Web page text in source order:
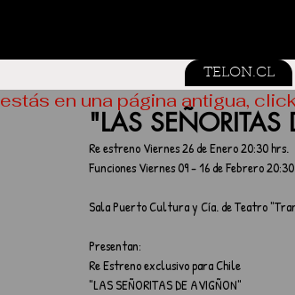
TELON.CL
"LAS
Re estreno Viernes 26 de Enero 20:30 hrs.
Funciones Viernes 09 - 16 de Febrero
Sala Puerto Cultura y Cía. de Teatro
Presentan:
Re Estreno exclusivo para Chile
"LAS SEÑORITAS DE AVIGÑON"
estás en una página antigua,